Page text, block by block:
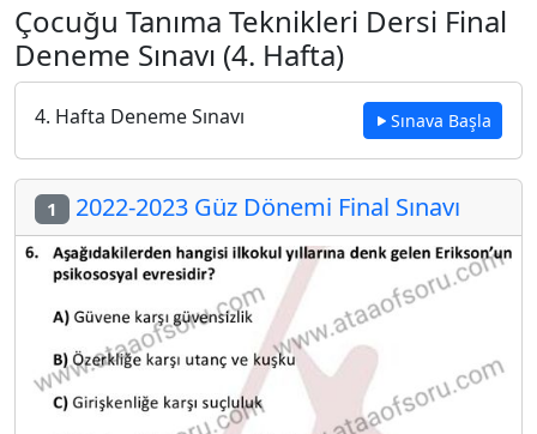
Çocuğu Tanıma Teknikleri Dersi Final
Deneme Sınavı (4. Hafta)
4. Hafta Deneme Sınavı Sınava Başla
1 2022-2023 Güz Dönemi Final Sınavı